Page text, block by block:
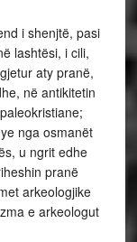
i shenjtë, pasi
lashtësi, i cili,
aty pranë,
në antikitetin
nga osmanët
u ngrit edhe
pranë
arkeologjike
e arkeologut